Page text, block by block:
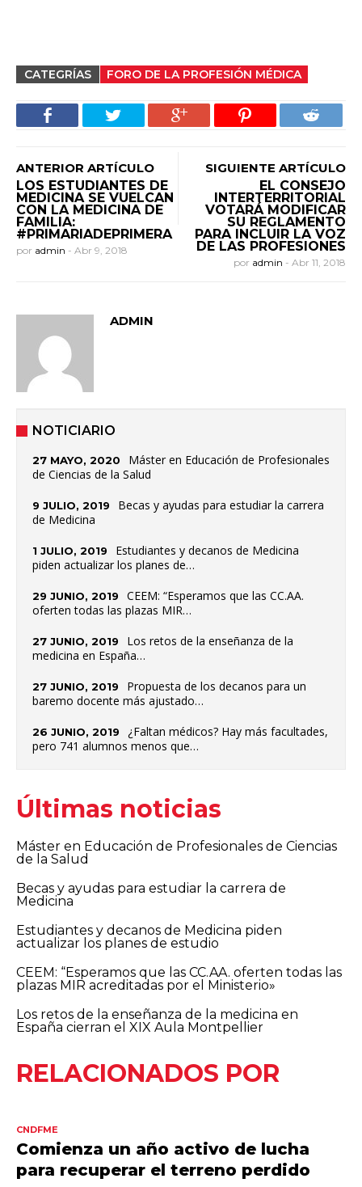
CATEGRÍAS FORO DE LA PROFESIÓN MÉDICA
ANTERIOR ARTÍCULO
LOS ESTUDIANTES DE
MEDICINA SE VUELCAN
CON LA MEDICINA DE
FAMILIA:
#PRIMARIADEPRIMERA
por admin - Abr 9, 2018
SIGUIENTE ARTÍCULO
EL CONSEJO
INTERTERRITORIAL
VOTARÁ MODIFICAR
SU REGLAMENTO
PARA INCLUIR LA VOZ
DE LAS PROFESIONES
por admin - Abr 11, 2018
ADMIN
NOTICIARIO
27 MAYO, 2020
Máster en Educación de Profesionales
de Ciencias de la Salud
9 JULIO, 2019
Becas y ayudas para estudiar la carrera
de Medicina
1 JULIO, 2019
Estudiantes y decanos de Medicina
piden actualizar los planes de…
29 JUNIO, 2019
CEEM: “Esperamos que las CC.AA.
oferten todas las plazas MIR…
27 JUNIO, 2019
Los retos de la enseñanza de la
medicina en España…
27 JUNIO, 2019
Propuesta de los decanos para un
baremo docente más ajustado…
26 JUNIO, 2019
¿Faltan médicos? Hay más facultades,
pero 741 alumnos menos que…
Últimas noticias
Máster en Educación de Profesionales de Ciencias
de la Salud
Becas y ayudas para estudiar la carrera de
Medicina
Estudiantes y decanos de Medicina piden
actualizar los planes de estudio
CEEM: “Esperamos que las CC.AA. oferten todas las
plazas MIR acreditadas por el Ministerio»
Los retos de la enseñanza de la medicina en
España cierran el XIX Aula Montpellier
RELACIONADOS POR
CNDFME
Comienza un año activo de lucha
para recuperar el terreno perdido